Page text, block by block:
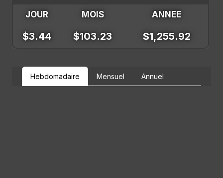
JOUR MOIS ANNEE
$3.44 $103.23 $1,255.92
Hebdomadaire Mensuel Annuel